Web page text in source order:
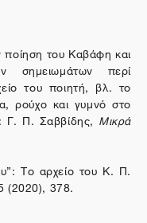
ποίηση του Καβάφη και
σημειωμάτων περί
του ποιητή, βλ. το
ρούχο και γυμνό στο
Γ. Π. Σαββίδης, Μικρά
Το αρχείο του Κ. Π.
(2020), 378.